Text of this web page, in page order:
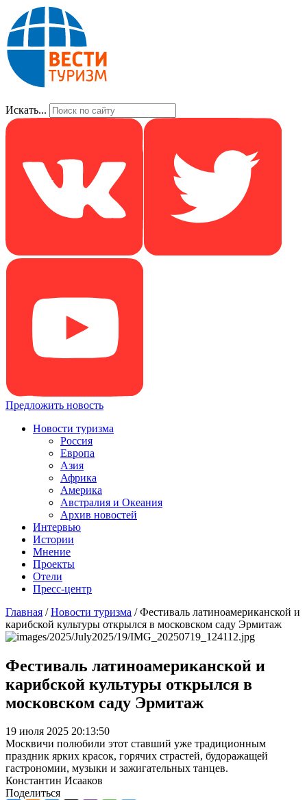
Искать...
Предложить новость
Новости туризма
Россия
Европа
Азия
Африка
Америка
Австралия и Океания
Архив новостей
Интервью
Истории
Мнение
Проекты
Отели
Пресс-центр
Главная /Новости туризма /Фестиваль латиноамериканской и
карибской культуры открылся в московском саду Эрмитаж
Фестиваль латиноамериканской и
карибской культуры открылся в
московском саду Эрмитаж
19 июля 2025 20:13:50
Москвичи полюбили этот ставший уже традиционным
праздник ярких красок, горячих страстей, будоражащей
гастрономии, музыки и зажигательных танцев.
Константин Исааков
Поделиться